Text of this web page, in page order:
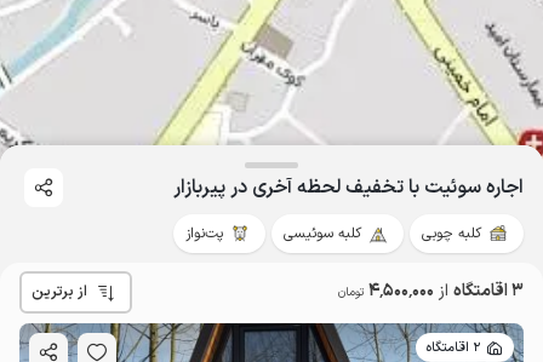
اجاره سوئیت با تخفیف لحظه آخری در پیربازار
کلبه چوبی کلبه سوئیسی پت‌نواز
3 اقامتگاه از 4٬500٬000 تومان از برترین
2 اقامتگاه